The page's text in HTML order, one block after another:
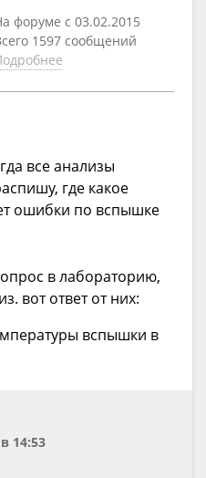
форуме с 03.02.2015
1597 сообщений
все анализы
где какое
ошибки по вспышке
в лабораторию,
вот ответ от них:
вспышки в
14:53